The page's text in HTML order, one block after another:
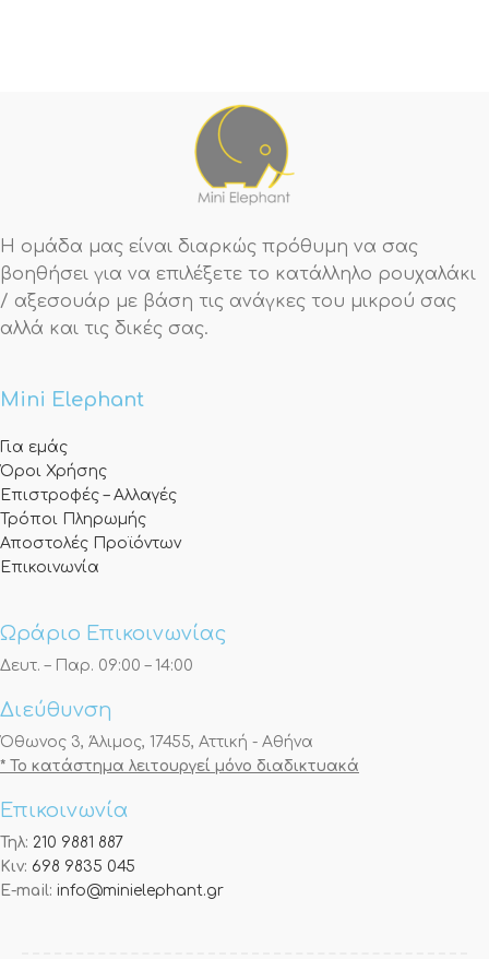
Η ομάδα μας είναι διαρκώς πρόθυμη να σας
βοηθήσει για να επιλέξετε το κατάλληλο ρουχαλάκι
/ αξεσουάρ με βάση τις ανάγκες του μικρού σας
αλλά και τις δικές σας.
Mini Elephant
Για εμάς
Όροι Χρήσης
Επιστροφές – Αλλαγές
Τρόποι Πληρωμής
Αποστολές Προϊόντων
Επικοινωνία
Ωράριο Επικοινωνίας
Δευτ. – Παρ. 09:00 – 14:00
Διεύθυνση
Όθωνος 3, Άλιμος, 17455, Αττική - Αθήνα
* Το κατάστημα λειτουργεί μόνο διαδικτυακά
Επικοινωνία
Τηλ: 210 9881 887
Κιν: 698 9835 045
E-mail: info@minielephant.gr